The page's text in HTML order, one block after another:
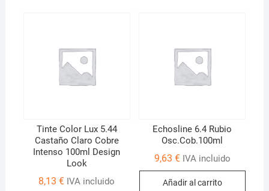
Tinte Color Lux 5.44
Castaño Claro Cobre
Intenso 100ml Design
Look
8,13€ IVA incluido
Echosline 6.4 Rubio
Osc.Cob.100ml
9,63 € IVA incluido
Añadir al carrito